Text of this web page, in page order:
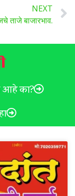
NEXT
ताजे बाजारभाव.
आहे का?